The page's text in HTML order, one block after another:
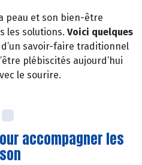
peau et son bien-être
les solutions. Voici quelques
d’un savoir-faire traditionnel
plébiscités aujourd’hui
le sourire.
accompagner les